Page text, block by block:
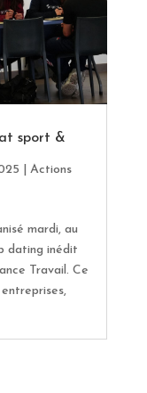
sport &
Actions
mardi, au
dating inédit
Travail. Ce